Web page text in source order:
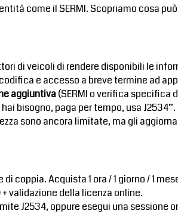
come il SERMI. Scopriamo cosa
di veicoli di rendere disponibili le
e accesso a breve termine ad
aggiuntiva(SERMI o verifica specifica
bisogno, paga per tempo, usa
sono ancora limitate, ma gli
coppia. Acquista 1 ora / 1 giorno / 1
validazione della licenza online.
J2534, oppure esegui una